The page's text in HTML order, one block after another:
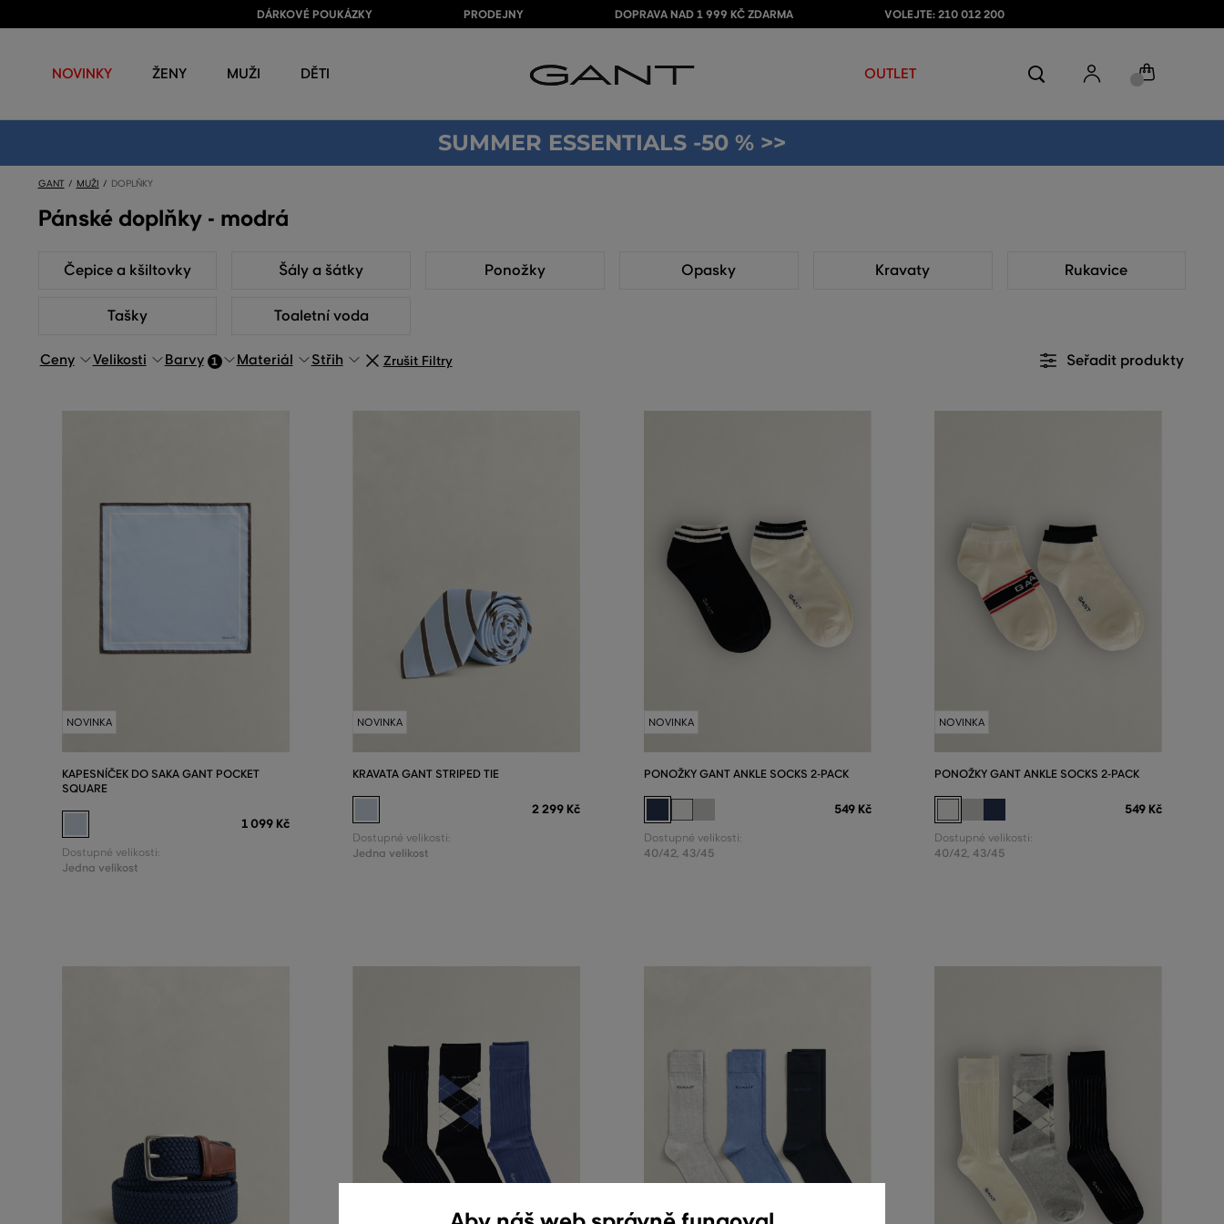
DÁRKOVÉ POUKÁZKY PRODEJNY DOPRAVA NAD 1 999 KČ ZDARMA VOLEJTE: 210 012 200
NOVINKY ŽENY MUŽI DĚTI OUTLET
SUMMER ESSENTIALS -50 % >>
GANT MUŽI DOPLŇKY
Pánské doplňky - modrá
Čepice a kšiltovky Šály a šátky Ponožky Opasky Kravaty Rukavice
Tašky Toaletní voda
Ceny Velikosti Barvy 1 Materiál Střih Zrušit Filtry Seřadit produkty
NOVINKA
KAPESNÍČEK DO SAKA GANT POCKET
SQUARE
1 099 Kč
Dostupné velikosti:
Jedna velikost
NOVINKA
KRAVATA GANT STRIPED TIE
2 299 Kč
Dostupné velikosti:
Jedna velikost
NOVINKA
PONOŽKY GANT ANKLE SOCKS 2-PACK
549 Kč
Dostupné velikosti:
40/42, 43/45
NOVINKA
PONOŽKY GANT ANKLE SOCKS 2-PACK
549 Kč
Dostupné velikosti:
40/42, 43/45